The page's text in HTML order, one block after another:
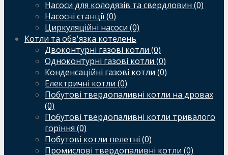
Насоси для колодязів та свердловин (0)
Насосні станції (0)
Циркуляційні насоси (0)
Котли та обв'язка котелень
Двоконтурні газові котли (0)
Одноконтурні газові котли (0)
Конденсаційні газові котли (0)
Електричні котли (0)
Побутові твердопаливні котли на дровах
(0)
Побутові твердопаливні котли тривалого
горіння (0)
Побутові котли пелетні (0)
Промислові твердопаливні котли (0)